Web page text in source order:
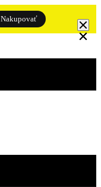
Nakupovať